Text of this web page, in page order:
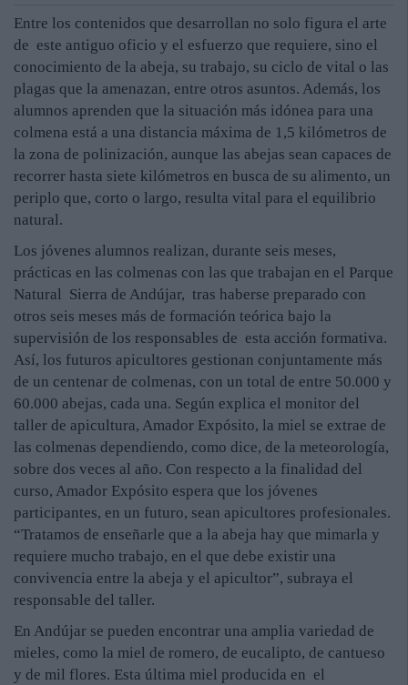
Entre los contenidos que desarrollan no solo figura el arte
de este antiguo oficio y el esfuerzo que requiere, sino el
conocimiento de la abeja, su trabajo, su ciclo de vital o las
plagas que la amenazan, entre otros asuntos. Además, los
alumnos aprenden que la situación más idónea para una
colmena está a una distancia máxima de 1,5 kilómetros de
la zona de polinización, aunque las abejas sean capaces de
recorrer hasta siete kilómetros en busca de su alimento, un
periplo que, corto o largo, resulta vital para el equilibrio
natural.
Los jóvenes alumnos realizan, durante seis meses,
prácticas en las colmenas con las que trabajan en el Parque
Natural Sierra de Andújar, tras haberse preparado con
otros seis meses más de formación teórica bajo la
supervisión de los responsables de esta acción formativa.
Así, los futuros apicultores gestionan conjuntamente más
de un centenar de colmenas, con un total de entre 50.000 y
60.000 abejas, cada una. Según explica el monitor del
taller de apicultura, Amador Expósito, la miel se extrae de
las colmenas dependiendo, como dice, de la meteorología,
sobre dos veces al año. Con respecto a la finalidad del
curso, Amador Expósito espera que los jóvenes
participantes, en un futuro, sean apicultores profesionales.
“Tratamos de enseñarle que a la abeja hay que mimarla y
requiere mucho trabajo, en el que debe existir una
convivencia entre la abeja y el apicultor”, subraya el
responsable del taller.
En Andújar se pueden encontrar una amplia variedad de
mieles, como la miel de romero, de eucalipto, de cantueso
y de mil flores. Esta última miel producida en el